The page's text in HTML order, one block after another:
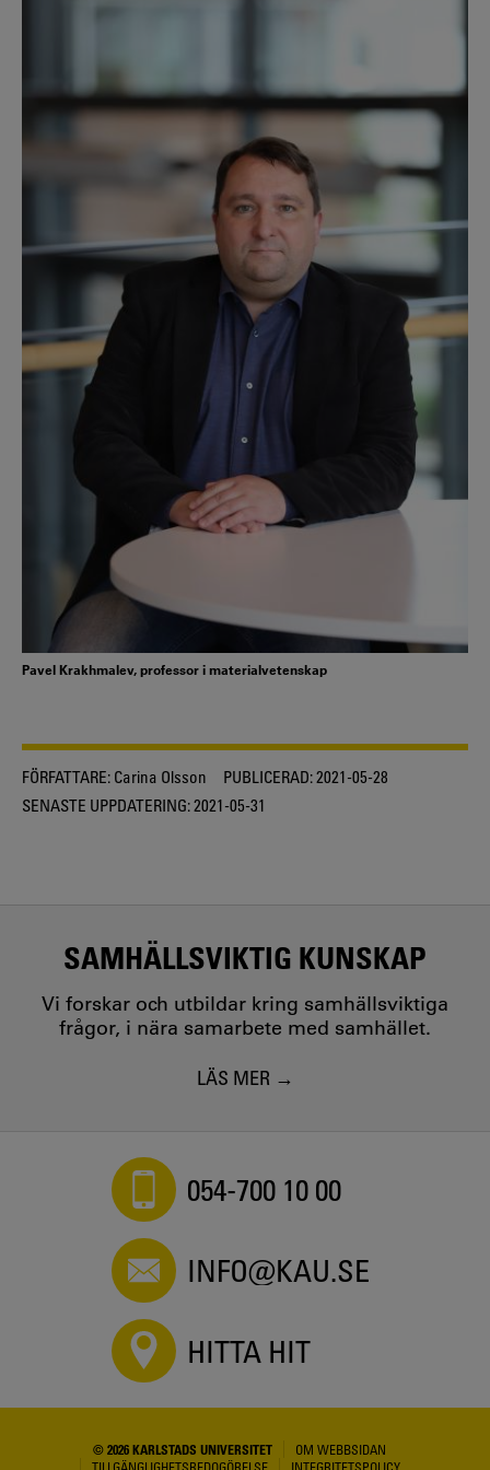
Pavel Krakhmalev, professor i materialvetenskap
FÖRFATTARE: Carina Olsson PUBLICERAD:2021-05-28
SENASTE UPPDATERING:2021-05-31
SAMHÄLLSVIKTIG KUNSKAP
Vi forskar och utbildar kring samhällsviktiga
frågor, i nära samarbete med samhället.
LÄS MER
054-700 10 00
INFO@KAU.SE
HITTA HIT
© 2026 KARLSTADS UNIVERSITET
OM WEBBSIDAN